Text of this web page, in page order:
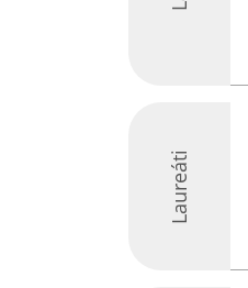
Laureáti